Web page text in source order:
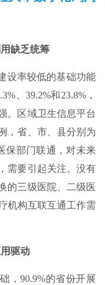
缺乏统筹
设率较低的基础功能
、39.2%和23.8%，
。区域卫生信息平台
，省、市、县分别为
保部门联通，对未来
需要引起关注。没有
的三级医院、二级医
机构互联互通工作需
驱动
，90.9%的省份开展